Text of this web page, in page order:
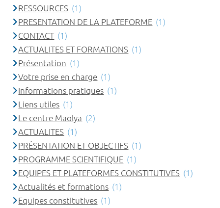
RESSOURCES (1)
PRESENTATION DE LA PLATEFORME (1)
CONTACT (1)
ACTUALITES ET FORMATIONS (1)
Présentation (1)
Votre prise en charge (1)
Informations pratiques (1)
Liens utiles (1)
Le centre Maolya (2)
ACTUALITES (1)
PRÉSENTATION ET OBJECTIFS (1)
PROGRAMME SCIENTIFIQUE (1)
EQUIPES ET PLATEFORMES CONSTITUTIVES (1)
Actualités et formations (1)
Equipes constitutives (1)